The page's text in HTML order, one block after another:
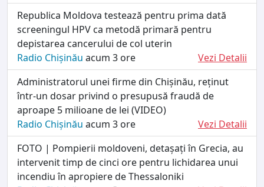
Republica Moldova testează pentru prima dată
screeningul HPV ca metodă primară pentru
depistarea cancerului de col uterin
Radio Chișinău acum 3 ore
Vezi Detalii
Administratorul unei firme din Chișinău, reținut
într-un dosar privind o presupusă fraudă de
aproape 5 milioane de lei (VIDEO)
Radio Chișinău acum 3 ore
Vezi Detalii
FOTO | Pompierii moldoveni, detașați în Grecia, au
intervenit timp de cinci ore pentru lichidarea unui
incendiu în apropiere de Thessaloniki